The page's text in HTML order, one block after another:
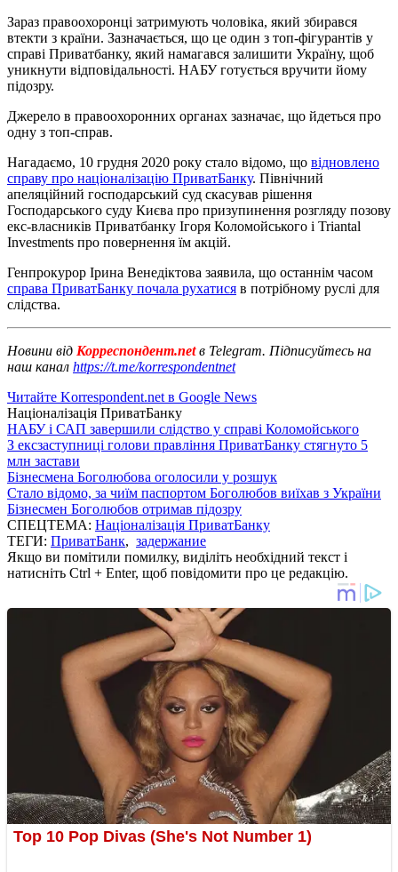
Зараз правоохоронці затримують чоловіка, який збирався
втекти з країни. Зазначається, що це один з топ-фігурантів у
справі Приватбанку, який намагався залишити Україну, щоб
уникнути відповідальності. НАБУ готується вручити йому
підозру.
Джерело в правоохоронних органах зазначає, що йдеться про
одну з топ-справ.
Нагадаємо, 10 грудня 2020 року стало відомо, що відновлено
справу про націоналізацію ПриватБанку. Північний
апеляційний господарський суд скасував рішення
Господарського суду Києва про призупинення розгляду позову
екс-власників Приватбанку Ігоря Коломойського і Triantal
Investments про повернення їм акцій.
Генпрокурор Ірина Венедіктова заявила, що останнім часом
справа ПриватБанку почала рухатися в потрібному руслі для
слідства.
Новини від Корреспондент.netв Telegram. Підписуйтесь на
наш канал https://t.me/korrespondentnet
Читайте Korrespondent.net в Google News
Націоналізація ПриватБанку
НАБУ і САП завершили слідство у справі Коломойського
З ексзаступниці голови правління ПриватБанку стягнуто 5
млн застави
Бізнесмена Боголюбова оголосили у розшук
Стало відомо, за чиїм паспортом Боголюбов виїхав з України
Бізнесмен Боголюбов отримав підозру
СПЕЦТЕМА: Націоналізація ПриватБанку
ТЕГИ: ПриватБанк, задержание
Якщо ви помітили помилку, виділіть необхідний текст і
натисніть Ctrl + Enter, щоб повідомити про це редакцію.